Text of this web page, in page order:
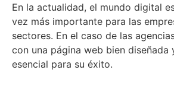
En la actualidad, el mundo digital
vez más importante para las
sectores. En el caso de las
con una página web bien diseñada
esencial para su éxito.